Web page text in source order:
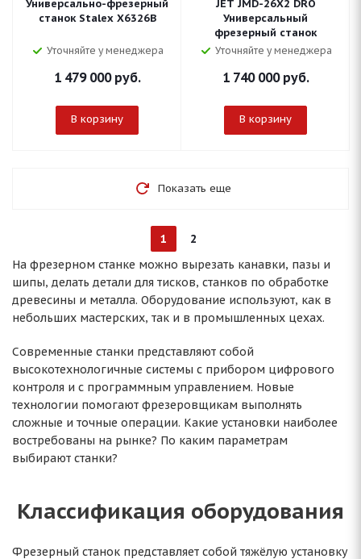
Универсально-фрезерный
станок Stalex X6326B
Уточняйте у менеджера
1 479 000руб.
В корзину
JET JMD-26X2 DRO
Универсальный
фрезерный станок
Уточняйте у менеджера
1 740 000руб.
В корзину
Показать еще
1
2
На фрезерном станке можно вырезать канавки, пазы и
шипы, делать детали для тисков, станков по обработке
древесины и металла. Оборудование используют, как в
небольших мастерских, так и в промышленных цехах.
Современные станки представляют собой
высокотехнологичные системы с прибором цифрового
контроля и с программным управлением. Новые
технологии помогают фрезеровщикам выполнять
сложные и точные операции. Какие установки наиболее
востребованы на рынке? По каким параметрам
выбирают станки?
Классификация оборудования
Фрезерный станок представляет собой тяжёлую установку